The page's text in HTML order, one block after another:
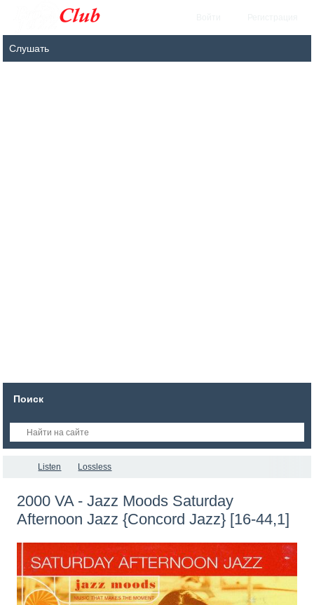
Поиск
Listen Lossless
2000 VA - Jazz Moods Saturday
Afternoon Jazz {Concord Jazz} [16-44,1]